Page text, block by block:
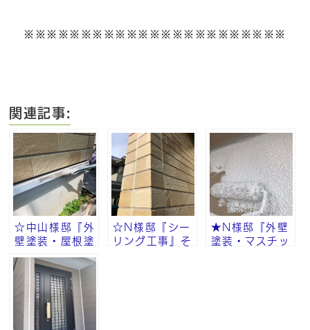
※※※※※※※※※※※※※※※※※※※※※※※
関連記事:
☆中山様邸『外
壁塗装・屋根塗
装・付帯部塗
装』その⑧
☆N様邸『シー
リング工事』そ
★N様邸『外壁
塗装・マスチッ